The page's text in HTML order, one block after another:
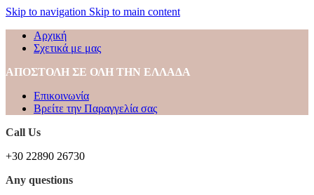
Skip to navigation Skip to main content
Αρχική
Σχετικά με μας
ΑΠΟΣΤΟΛΗ ΣΕ ΟΛΗ ΤΗΝ ΕΛΛΑΔΑ
Επικοινωνία
Βρείτε την Παραγγελία σας
Call Us
+30 22890 26730
Any questions